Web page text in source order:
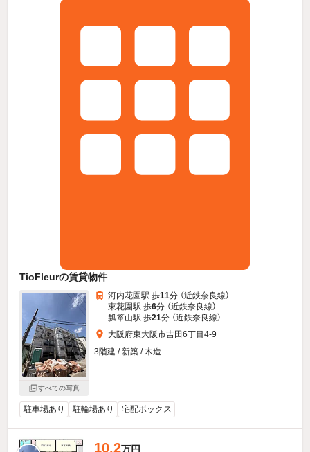
TioFleurの賃貸物件
すべての写真
河内花園駅 歩11分 （近鉄奈良線）
東花園駅 歩6分 （近鉄奈良線）
瓢箪山駅 歩21分 （近鉄奈良線）
大阪府東大阪市吉田6丁目4-9
3階建 / 新築 / 木造
駐車場あり 駐輪場あり 宅配ボックス
10.2万円